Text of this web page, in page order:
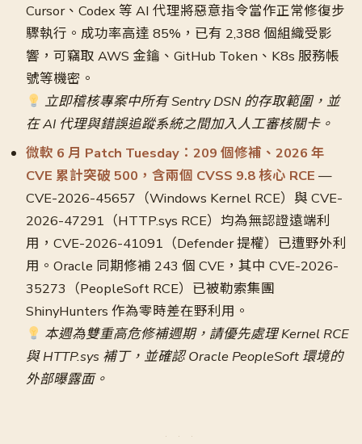
Cursor、Codex 等 AI 代理將惡意指令當作正常修復步
驟執行。成功率高達 85%，已有 2,388 個組織受影
響，可竊取 AWS 金鑰、GitHub Token、K8s 服務帳
號等機密。
立即稽核專案中所有 Sentry DSN 的存取範圍，並
在 AI 代理與錯誤追蹤系統之間加入人工審核關卡。
微軟 6 月 Patch Tuesday：209 個修補、2026 年
CVE 累計突破 500，含兩個 CVSS 9.8 核心 RCE —
CVE-2026-45657（Windows Kernel RCE）與 CVE-
2026-47291（HTTP.sys RCE）均為無認證遠端利
用，CVE-2026-41091（Defender 提權）已遭野外利
用。Oracle 同期修補 243 個 CVE，其中 CVE-2026-
35273（PeopleSoft RCE）已被勒索集團
ShinyHunters 作為零時差在野利用。
本週為雙重高危修補週期，請優先處理 Kernel RCE
與 HTTP.sys 補丁，並確認 Oracle PeopleSoft 環境的
外部曝露面。